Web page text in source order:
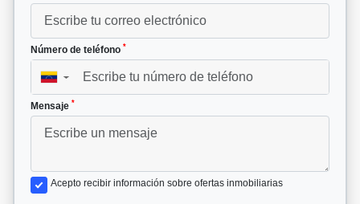
Número de teléfono *
▼
Mensaje *
Acepto recibir información sobre ofertas inmobiliarias